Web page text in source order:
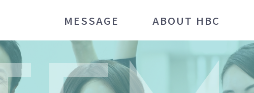
MESSAGE ABOUT HBC